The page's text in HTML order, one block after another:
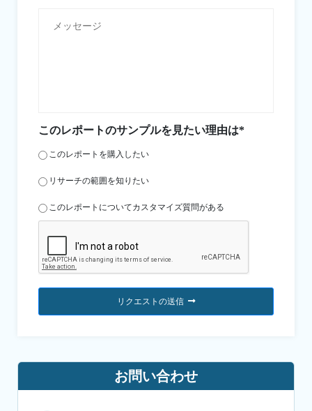
このレポートのサンプルを見たい理由は*
このレポートを購入したい
リサーチの範囲を知りたい
このレポートについてカスタマイズ質問がある
リクエストの送信
お問い合わせ